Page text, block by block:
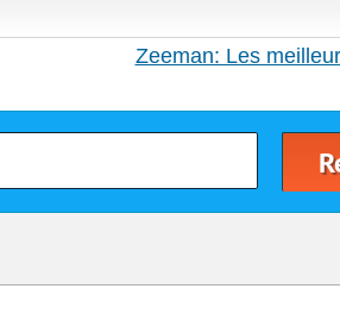
Zeeman: Les